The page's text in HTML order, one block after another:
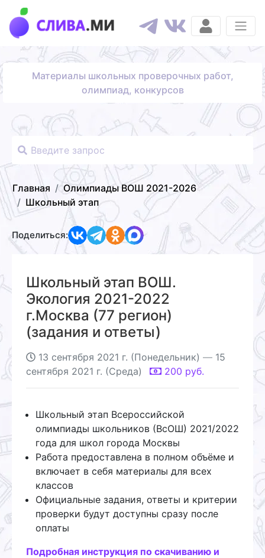
Материалы школьных проверочных работ,
олимпиад, конкурсов
Главная
Олимпиады ВОШ 2021-2026
Школьный этап
Поделиться:
Школьный этап ВОШ.
Экология 2021-2022
г.Москва (77 регион)
(задания и ответы)
13 сентября 2021 г. (Понедельник) — 15
сентября 2021 г. (Среда)
200 руб.
Школьный этап Всероссийской
олимпиады школьников (ВсОШ) 2021/2022
года для школ города Москвы
Работа предоставлена в полном объёме и
включает в себя материалы для всех
классов
Официальные задания, ответы и критерии
проверки будут доступны сразу после
оплаты
Подробная инструкция по скачиванию и